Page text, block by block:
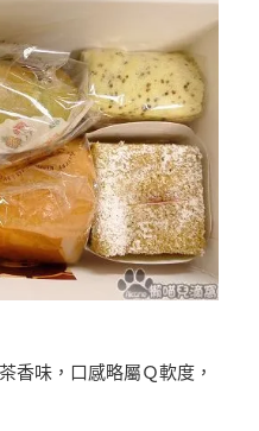
香味，口感略屬Ｑ軟度，